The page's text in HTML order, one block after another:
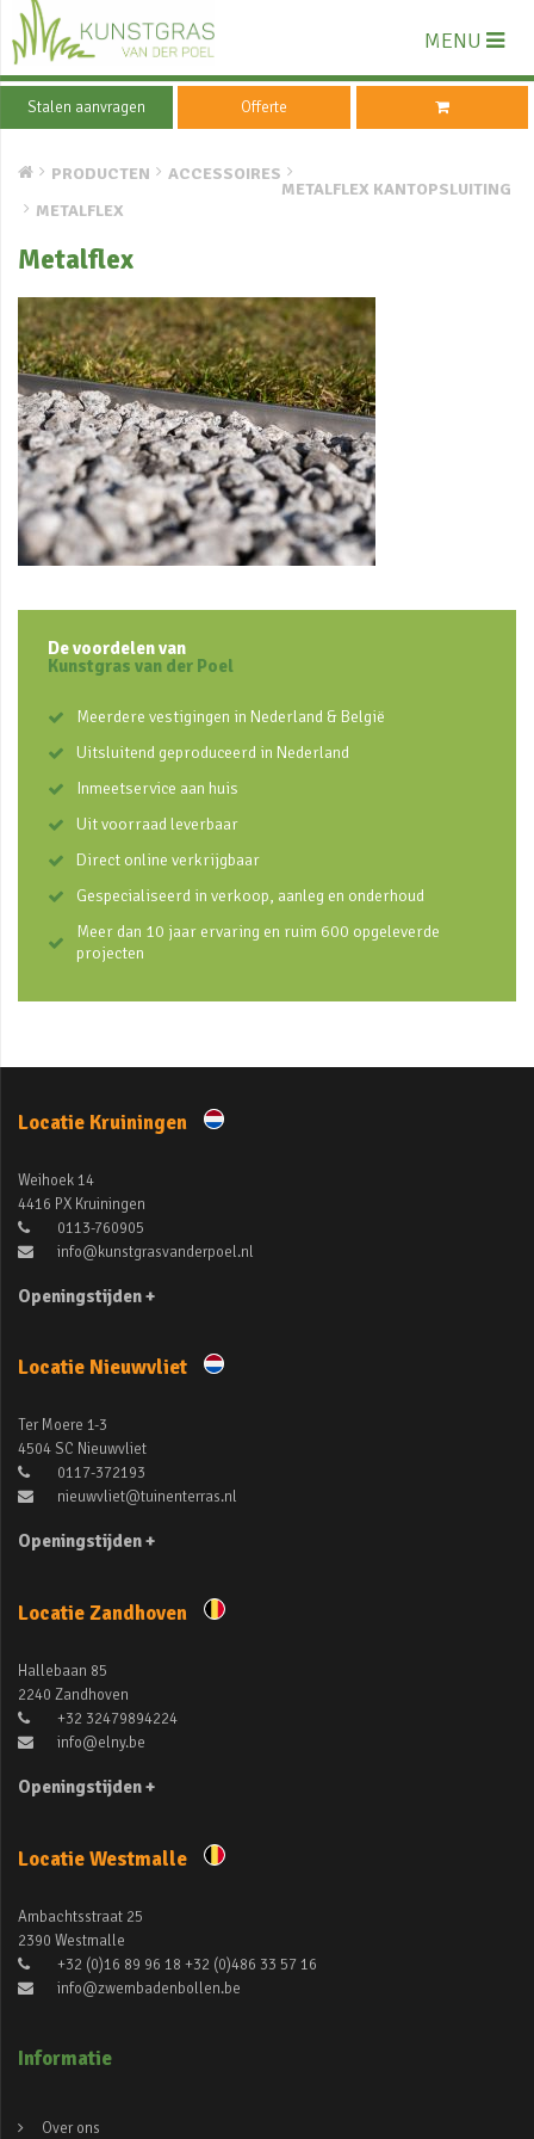
MENU
Stalen aanvragen Offerte
PRODUCTEN ACCESSOIRES
METALFLEX KANTOPSLUITING
METALFLEX
Metalflex
De voordelen van
Kunstgras van der Poel
Meerdere vestigingen in Nederland & België
Uitsluitend geproduceerd in Nederland
Inmeetservice aan huis
Uit voorraad leverbaar
Direct online verkrijgbaar
Gespecialiseerd in verkoop, aanleg en onderhoud
Meer dan 10 jaar ervaring en ruim 600 opgeleverde
projecten
Locatie Kruiningen
Weihoek 14
4416 PX Kruiningen
0113-760905
info@kunstgrasvanderpoel.nl
Openingstijden +
Locatie Nieuwvliet
Ter Moere 1-3
4504 SC Nieuwvliet
0117-372193
nieuwvliet@tuinenterras.nl
Openingstijden +
Locatie Zandhoven
Hallebaan 85
2240 Zandhoven
+32 32479894224
info@elny.be
Openingstijden +
Locatie Westmalle
Ambachtsstraat 25
2390 Westmalle
+32 (0)16 89 96 18 +32 (0)486 33 57 16
info@zwembadenbollen.be
Informatie
Over ons